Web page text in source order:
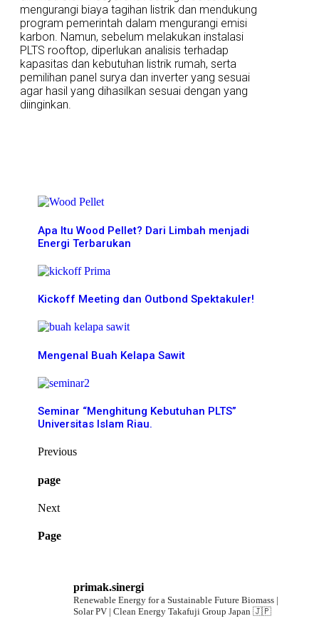
mengurangi biaya tagihan listrik dan mendukung
program pemerintah dalam mengurangi emisi
karbon. Namun, sebelum melakukan instalasi
PLTS rooftop, diperlukan analisis terhadap
kapasitas dan kebutuhan listrik rumah, serta
pemilihan panel surya dan inverter yang sesuai
agar hasil yang dihasilkan sesuai dengan yang
diinginkan.
Apa Itu Wood Pellet? Dari Limbah menjadi
Energi Terbarukan
Kickoff Meeting dan Outbond Spektakuler!
Mengenal Buah Kelapa Sawit
Seminar “Menghitung Kebutuhan PLTS”
Universitas Islam Riau.
Previous
page
Next
Page
primak.sinergi
Renewable Energy for a Sustainable Future Biomass |
Solar PV | Clean Energy Takafuji Group Japan 🇯🇵